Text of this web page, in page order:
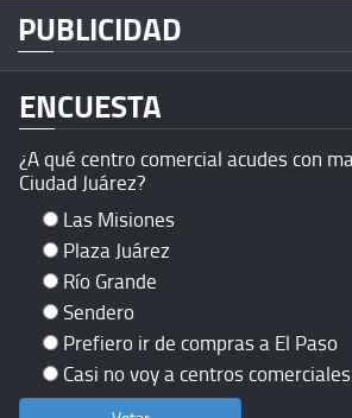
PUBLICIDAD
ENCUESTA
¿A qué centro comercial acudes con
Ciudad Juárez?
Las Misiones
Plaza Juárez
Río Grande
Sendero
Prefiero ir de compras a El Paso
Casi no voy a centros comerciales